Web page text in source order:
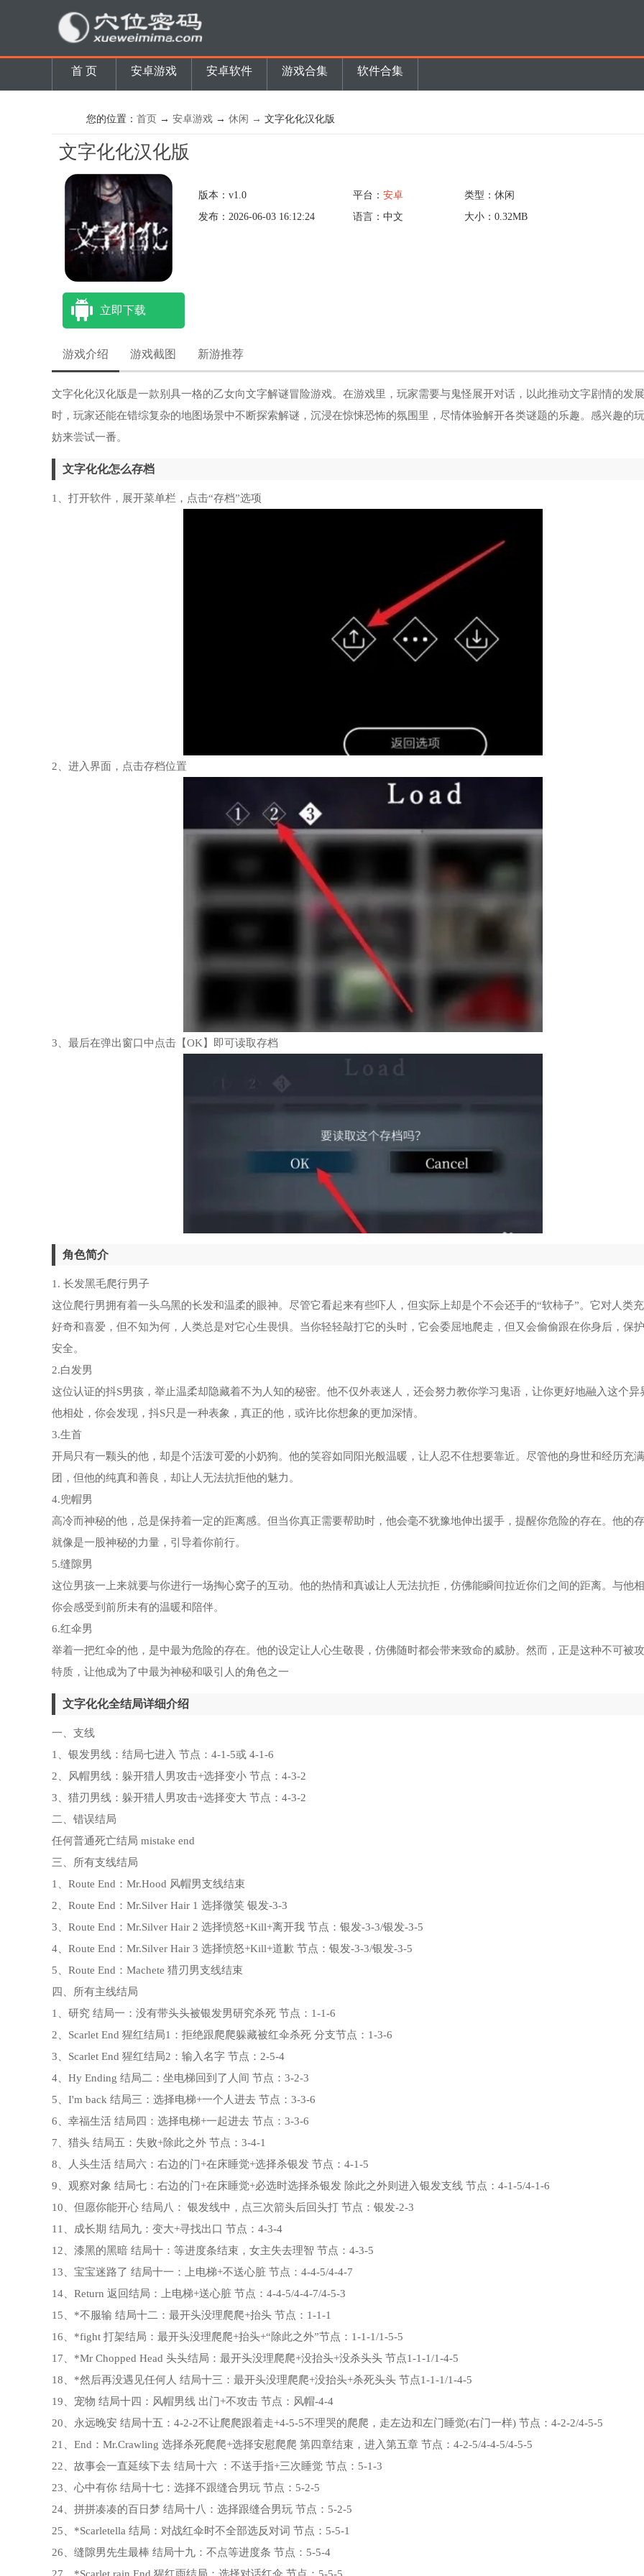
首 页 安卓游戏 安卓软件 游戏合集 软件合集
您的位置： 首页 → 安卓游戏 → 休闲 → 文字化化汉化版
文字化化汉化版
版本：v1.0 平台： 安卓
类型：休闲
发布：2026-06-03 16:12:24
语言：中文 大小：0.32MB
立即下载
游戏介绍 游戏截图 新游推荐
文字化化汉化版是一款别具一格的乙女向文字解谜冒险游戏。在游戏里，玩家需要与鬼怪展开对话，以此推动文字剧情的发
时，玩家还能在错综复杂的地图场景中不断探索解谜，沉浸在惊悚恐怖的氛围里，尽情体验解开各类谜题的乐趣。感兴趣的
妨来尝试一番。
文字化化怎么存档
1、打开软件，展开菜单栏，点击“存档”选项
2、进入界面，点击存档位置
3、最后在弹出窗口中点击【OK】即可读取存档
角色简介
1. 长发黑毛爬行男子
这位爬行男拥有着一头乌黑的长发和温柔的眼神。尽管它看起来有些吓人，但实际上却是个不会还手的“软柿子”。它对人类
好奇和喜爱，但不知为何，人类总是对它心生畏惧。当你轻轻敲打它的头时，它会委屈地爬走，但又会偷偷跟在你身后，保
安全。
2.白发男
这位认证的抖S男孩，举止温柔却隐藏着不为人知的秘密。他不仅外表迷人，还会努力教你学习鬼语，让你更好地融入这个异
他相处，你会发现，抖S只是一种表象，真正的他，或许比你想象的更加深情。
3.生首
开局只有一颗头的他，却是个活泼可爱的小奶狗。他的笑容如同阳光般温暖，让人忍不住想要靠近。尽管他的身世和经历充
团，但他的纯真和善良，却让人无法抗拒他的魅力。
4.兜帽男
高冷而神秘的他，总是保持着一定的距离感。但当你真正需要帮助时，他会毫不犹豫地伸出援手，提醒你危险的存在。他的
就像是一股神秘的力量，引导着你前行。
5.缝隙男
这位男孩一上来就要与你进行一场掏心窝子的互动。他的热情和真诚让人无法抗拒，仿佛能瞬间拉近你们之间的距离。与他
你会感受到前所未有的温暖和陪伴。
6.红伞男
举着一把红伞的他，是中最为危险的存在。他的设定让人心生敬畏，仿佛随时都会带来致命的威胁。然而，正是这种不可被
特质，让他成为了中最为神秘和吸引人的角色之一
文字化化全结局详细介绍
一、支线
1、银发男线：结局七进入 节点：4-1-5或 4-1-6
2、风帽男线：躲开猎人男攻击+选择变小 节点：4-3-2
3、猎刃男线：躲开猎人男攻击+选择变大 节点：4-3-2
二、错误结局
任何普通死亡结局 mistake end
三、所有支线结局
1、Route End：Mr.Hood 风帽男支线结束
2、Route End：Mr.Silver Hair 1 选择微笑 银发-3-3
3、Route End：Mr.Silver Hair 2 选择愤怒+Kill+离开我 节点：银发-3-3/银发-3-5
4、Route End：Mr.Silver Hair 3 选择愤怒+Kill+道歉 节点：银发-3-3/银发-3-5
5、Route End：Machete 猎刃男支线结束
四、所有主线结局
1、研究 结局一：没有带头头被银发男研究杀死 节点：1-1-6
2、Scarlet End 猩红结局1：拒绝跟爬爬躲藏被红伞杀死 分支节点：1-3-6
3、Scarlet End 猩红结局2：输入名字 节点：2-5-4
4、Hy Ending 结局二：坐电梯回到了人间 节点：3-2-3
5、I'm back 结局三：选择电梯+一个人进去 节点：3-3-6
6、幸福生活 结局四：选择电梯+一起进去 节点：3-3-6
7、猎头 结局五：失败+除此之外 节点：3-4-1
8、人头生活 结局六：右边的门+在床睡觉+选择杀银发 节点：4-1-5
9、观察对象 结局七：右边的门+在床睡觉+必选时选择杀银发 除此之外则进入银发支线 节点：4-1-5/4-1-6
10、但愿你能开心 结局八： 银发线中，点三次箭头后回头打 节点：银发-2-3
11、成长期 结局九：变大+寻找出口 节点：4-3-4
12、漆黑的黑暗 结局十：等进度条结束，女主失去理智 节点：4-3-5
13、宝宝迷路了 结局十一：上电梯+不送心脏 节点：4-4-5/4-4-7
14、Return 返回结局：上电梯+送心脏 节点：4-4-5/4-4-7/4-5-3
15、*不服输 结局十二：最开头没理爬爬+抬头 节点：1-1-1
16、*fight 打架结局：最开头没理爬爬+抬头+“除此之外”节点：1-1-1/1-5-5
17、*Mr Chopped Head 头头结局：最开头没理爬爬+没抬头+没杀头头 节点1-1-1/1-4-5
18、*然后再没遇见任何人 结局十三：最开头没理爬爬+没抬头+杀死头头 节点1-1-1/1-4-5
19、宠物 结局十四：风帽男线 出门+不攻击 节点：风帽-4-4
20、永远晚安 结局十五：4-2-2不让爬爬跟着走+4-5-5不理哭的爬爬，走左边和左门睡觉(右门一样) 节点：4-2-2/4-5-5
21、End：Mr.Crawling 选择杀死爬爬+选择安慰爬爬 第四章结束，进入第五章 节点：4-2-5/4-4-5/4-5-5
22、故事会一直延续下去 结局十六 ：不送手指+三次睡觉 节点：5-1-3
23、心中有你 结局十七：选择不跟缝合男玩 节点：5-2-5
24、拼拼凑凑的百日梦 结局十八：选择跟缝合男玩 节点：5-2-5
25、*Scarletella 结局：对战红伞时不全部选反对词 节点：5-5-1
26、缝隙男先生最棒 结局十九：不点等进度条 节点：5-5-4